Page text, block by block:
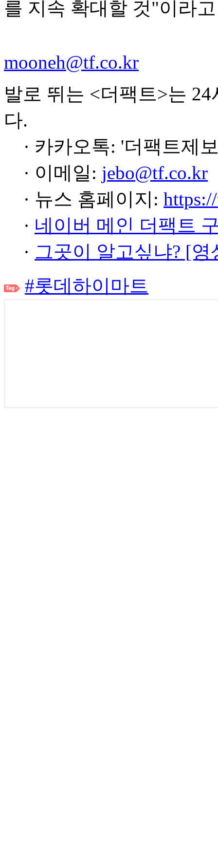
를 지속 확대할 것"이라
mooneh@tf.co.kr
발로 뛰는 <더팩트>는
다.
· 카카오톡: '더팩트제
· 이메일: jebo@tf.co.kr
· 뉴스 홈페이지:
· 네이버 메인 더팩트
· 그곳이 알고싶냐? [
#롯데하이마트